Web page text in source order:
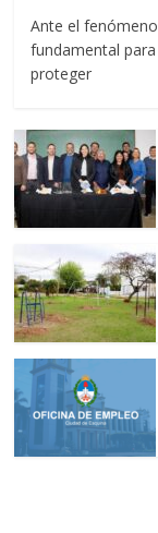
Ante el
fundamental
proteger